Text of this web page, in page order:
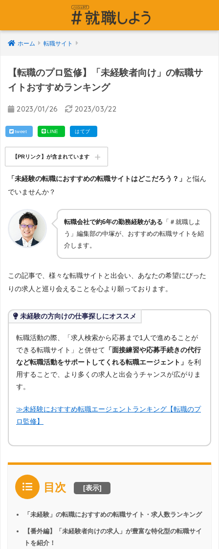
ホーム 転職サイト
【転職のプロ監修】「未経験者向け」の転職サ
イトおすすめランキング
2023/01/26 2023/03/22
tweet LINE はてブ
【PRリンク】が含まれています
「未経験の転職におすすめの転職サイトはどこだろう？」 と悩ん
でいませんか？
転職会社で約6年の勤務経験がある 「＃就職しよ
う」編集部の中塚が、おすすめの転職サイトを紹
介します。
この記事で、様々な転職サイトと出会い、あなたの希望にぴった
りの求人と巡り会えることを心より願っております。
未経験の方向けの仕事探しにオススメ
転職活動の際、「求人検索から応募まで1人で進めることが
できる転職サイト」と併せて 「面接練習や応募手続きの代行
など転職活動をサポートしてくれる転職エージェント」 を利
用することで、より多くの求人と出会うチャンスが広がりま
す。
≫未経験におすすめ転職エージェントランキング【転職のプ
ロ監修】
目次 [表示]
「未経験」の転職におすすめの転職サイト・求人数ランキング
【番外編】「未経験者向けの求人」が豊富な特化型の転職サイ
トを紹介！